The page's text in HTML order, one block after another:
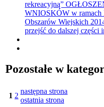
rekreacyjną”
WNIOSKÓW w ramach
Obszarów Wiejskich
przejść do dalszej części
Pozostałe w
1 2
następna strona
ostatnia strona